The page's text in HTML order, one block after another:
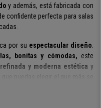
y además, está fabricada con
confidente perfecta para salas
por su espectacular diseño
bonitas y cómodas, este
refinada y moderna estética y
que puedas elegir el que más se
del espacio donde lo vayas a